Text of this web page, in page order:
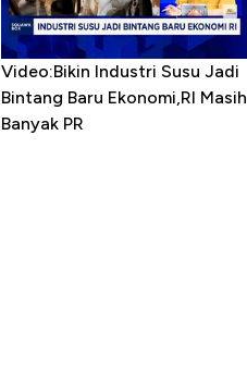
Video:Bikin Industri Susu Jadi
Bintang Baru Ekonomi,RI Masih
Banyak PR